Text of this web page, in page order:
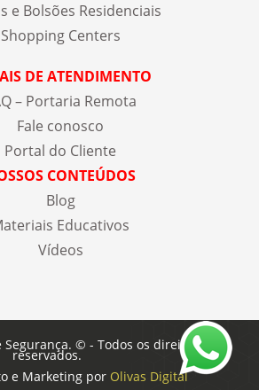
e Bolsões Residenciais
Shopping Centers
DE ATENDIMENTO
– Portaria Remota
Fale conosco
Portal do Cliente
CONTEÚDOS
Blog
Educativos
Vídeos
Segurança. © - Todos os direitos
reservados.
e Marketing por Olivas Digital